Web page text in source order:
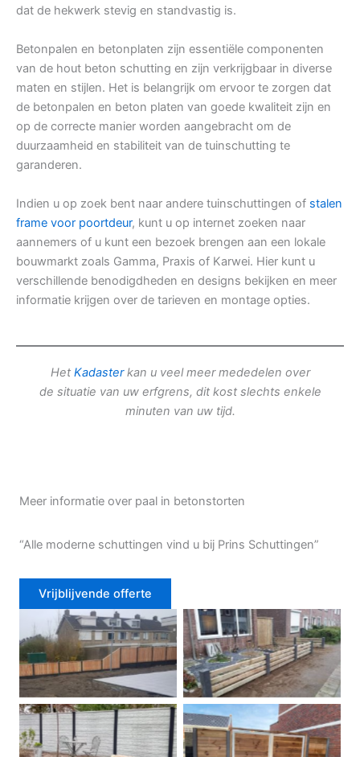
dat de hekwerk stevig en standvastig is.
Betonpalen en betonplaten zijn essentiële componenten
van de hout beton schutting en zijn verkrijgbaar in diverse
maten en stijlen. Het is belangrijk om ervoor te zorgen dat
de betonpalen en beton platen van goede kwaliteit zijn en
op de correcte manier worden aangebracht om de
duurzaamheid en stabiliteit van de tuinschutting te
garanderen.
Indien u op zoek bent naar andere tuinschuttingen of stalen
frame voor poortdeur, kunt u op internet zoeken naar
aannemers of u kunt een bezoek brengen aan een lokale
bouwmarkt zoals Gamma, Praxis of Karwei. Hier kunt u
verschillende benodigdheden en designs bekijken en meer
informatie krijgen over de tarieven en montage opties.
Het Kadasterkan u veel meer mededelen over
de situatie van uw erfgrens, dit kost slechts enkele
minuten van uw tijd.
Meer informatie over paal in betonstorten
“Alle moderne schuttingen vind u bij Prins Schuttingen”
Vrijblijvende offerte
Douglas schutting Tuinhek voortuin
Betonschutting